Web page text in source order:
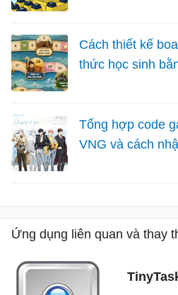
Cách thiết kế
thức học sinh
Tổng hợp code
VNG và cách
Ứng dụng liên quan và thay